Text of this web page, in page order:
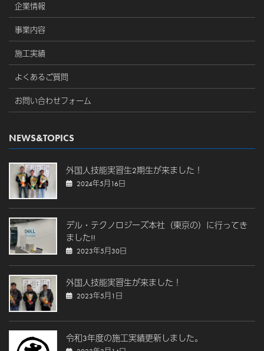
企業情報
事業内容
施工実績
よくあるご質問
お問い合わせフォーム
NEWS&TOPICS
外国人技能実習生2期生が来ました！
2024年5月16日
デル・テクノロジーズ本社（東京の）に行ってき
ました!!
2023年5月30日
外国人技能実習生が来ました！
2023年5月1日
令和3年度の施工実績更新しました。